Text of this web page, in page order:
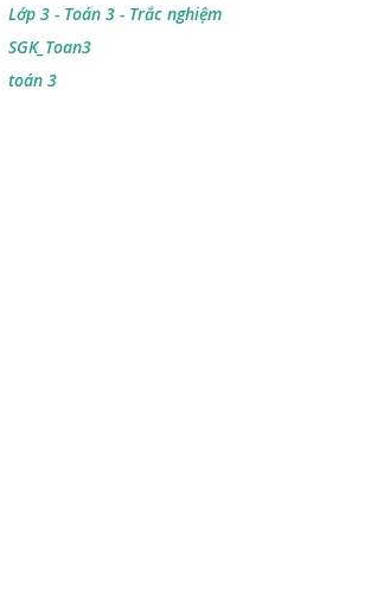
Lớp 3 - Toán 3 - Trắc nghiệm
SGK_Toan3
toán 3